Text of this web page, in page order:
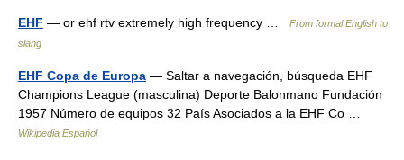
EHF — or ehf rtv extremely high frequency …
From formal English to
slang
EHF Copa de Europa — Saltar a navegación, búsqueda EHF
Champions League (masculina) Deporte Balonmano Fundación
1957 Número de equipos 32 País Asociados a la EHF Co …
Wikipedia Español